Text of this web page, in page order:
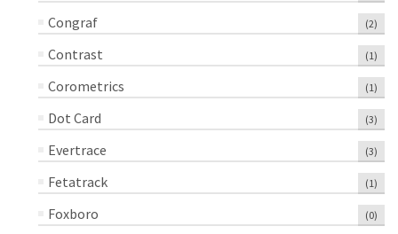
Congraf (2)
Contrast (1)
Corometrics (1)
Dot Card (3)
Evertrace (3)
Fetatrack (1)
Foxboro (0)